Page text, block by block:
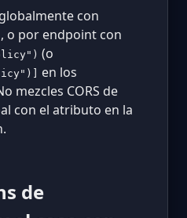
con
, o por endpoint con
(o
en los
mezcles CORS de
con el atributo en la
de